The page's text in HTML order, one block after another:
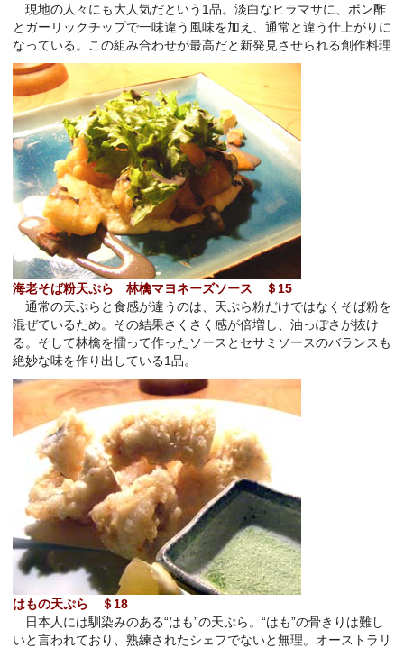
現地の人々にも大人気だという 1品。淡白なヒラマサに、ポン酢
とガーリックチップで一味違う風味を加え、通常と違う仕上がりに
なっている。この組み合わせが最高だと新発見させられる創作料理
海老そば粉天ぷら 林檎マヨネーズソース ＄ 15
通常の天ぷらと食感が違うのは、天ぷら粉だけではなくそば粉を
混ぜているため。その結果さくさく感が倍増し、油っぽさが抜け
る。そして林檎を擂って作ったソースとセサミソースのバランスも
絶妙な味を作り出している1品。
はもの天ぷら ＄ 18
日本人には馴染みのある“はも”の天ぷら。“はも”の骨きりは難し
いと言われており、熟練されたシェフでないと無理。オーストラリ